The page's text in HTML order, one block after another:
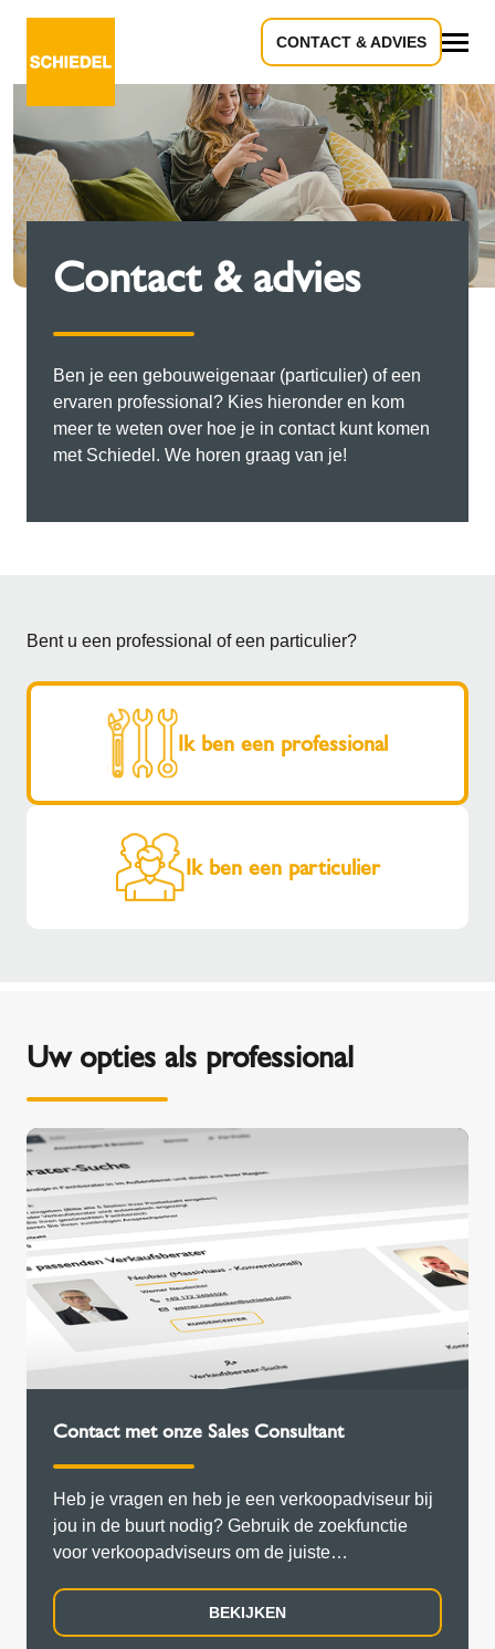
CONTACT & ADVIES
Contact & advies
Ben je een gebouweigenaar (particulier) of een
ervaren professional? Kies hieronder en kom
meer te weten over hoe je in contact kunt komen
met Schiedel. We horen graag van je!
Bent u een professional of een particulier?
Ik ben een professional
Ik ben een particulier
Uw opties als professional
Contact met onze Sales Consultant
Heb je vragen en heb je een verkoopadviseur bij
jou in de buurt nodig? Gebruik de zoekfunctie
voor verkoopadviseurs om de juiste
jouw regio te vinden.BEKIJKEN